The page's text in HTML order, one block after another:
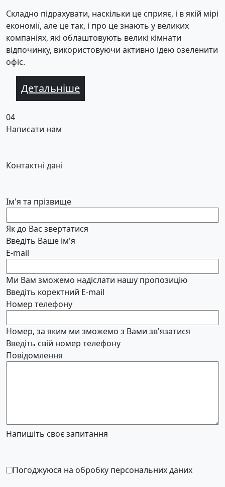
Складно підрахувати, наскільки це сприяє, і в якій мірі
економії, але це так, і про це знають у великих
компаніях, які облаштовують великі кімнати
відпочинку, використовуючи активно ідею озеленити
офіс.
Детальніше
04
Написати нам
Контактні дані
Ім'я та прізвище
Як до Вас звертатися
Введіть Ваше ім'я
E-mail
Ми Вам зможемо надіслати нашу пропозицію
Введіть коректний E-mail
Номер телефону
Номер, за яким ми зможемо з Вами зв'язатися
Введіть свій номер телефону
Повідомлення
Напишіть своє запитання
Погоджуюся на обробку персональних даних